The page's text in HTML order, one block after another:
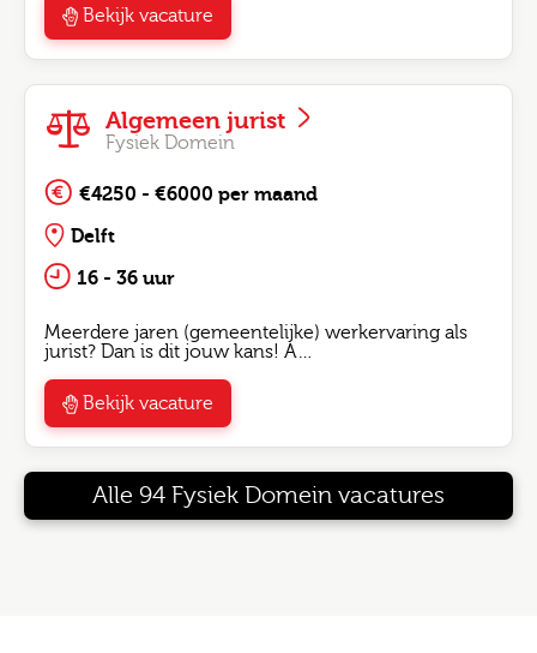
Bekijk vacature
Algemeen jurist
Fysiek Domein
€4250 - €6000 per maand
Delft
16 - 36 uur
Meerdere jaren (gemeentelijke) werkervaring als
jurist? Dan is dit jouw kans! A…
Bekijk vacature
Alle 94 Fysiek Domein vacatures